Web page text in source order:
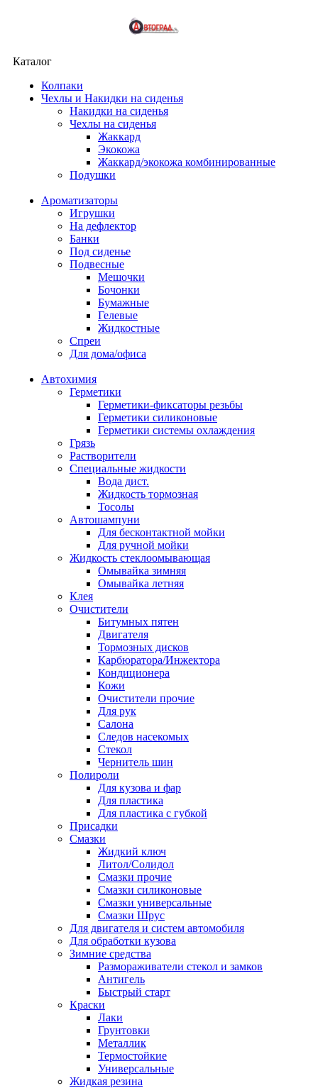
Каталог
Колпаки
Чехлы и Накидки на сиденья
Накидки на сиденья
Чехлы на сиденья
Жаккард
Экокожа
Жаккард/экокожа комбинированные
Подушки
Ароматизаторы
Игрушки
На дефлектор
Банки
Под сиденье
Подвесные
Мешочки
Бочонки
Бумажные
Гелевые
Жидкостные
Спреи
Для дома/офиса
Автохимия
Герметики
Герметики-фиксаторы резьбы
Герметики силиконовые
Герметики системы охлаждения
Грязь
Растворители
Специальные жидкости
Вода дист.
Жидкость тормозная
Тосолы
Автошампуни
Для бесконтактной мойки
Для ручной мойки
Жидкость стеклоомывающая
Омывайка зимняя
Омывайка летняя
Клея
Очистители
Битумных пятен
Двигателя
Тормозных дисков
Карбюратора/Инжектора
Кондиционера
Кожи
Очистители прочие
Для рук
Салона
Следов насекомых
Стекол
Чернитель шин
Полироли
Для кузова и фар
Для пластика
Для пластика с губкой
Присадки
Смазки
Жидкий ключ
Литол/Солидол
Смазки прочие
Смазки силиконовые
Смазки универсальные
Смазки Шрус
Для двигателя и систем автомобиля
Для обработки кузова
Зимние средства
Размораживатели стекол и замков
Антигель
Быстрый старт
Краски
Лаки
Грунтовки
Металлик
Термостойкие
Универсальные
Жидкая резина